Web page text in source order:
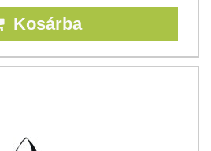
Kosárba